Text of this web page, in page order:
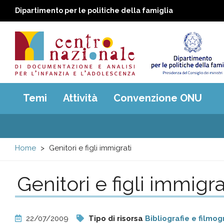
Dipartimento per le politiche della famiglia
Centro
nazionale
di
e
analisi
Main
menu
Temi Attività Convenzione ONU
Home Genitori e figli immigrati
Genitori e figli
22/07/2009 Tipo di risorsa Bibliografie e